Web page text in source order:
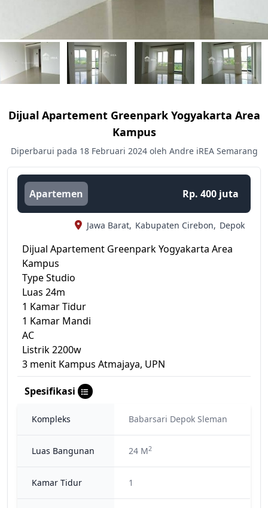
Dijual Apartement Greenpark Yogyakarta Area
Kampus
Diperbarui pada 18 Februari 2024 oleh Andre iREA Semarang
Apartemen Rp. 400 juta
Jawa Barat, Kabupaten Cirebon, Depok
Dijual Apartement Greenpark Yogyakarta Area
Kampus
Type Studio
Luas 24m
1 Kamar Tidur
1 Kamar Mandi
AC
Listrik 2200w
3 menit Kampus Atmajaya, UPN
Spesifikasi
Kompleks Babarsari Depok Sleman
Luas Bangunan 24 M2
Kamar Tidur 1